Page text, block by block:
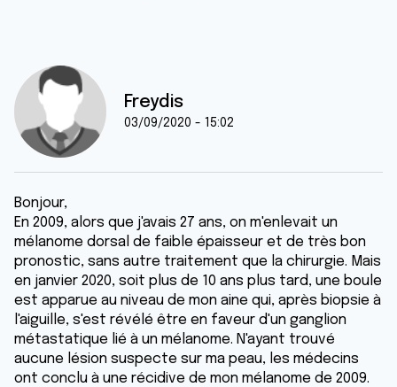
Freydis
03/09/2020 - 15:02
Bonjour,
En 2009, alors que j'avais 27 ans, on m'enlevait un
mélanome dorsal de faible épaisseur et de très bon
pronostic, sans autre traitement que la chirurgie. Mais
en janvier 2020, soit plus de 10 ans plus tard, une boule
est apparue au niveau de mon aine qui, après biopsie à
l'aiguille, s'est révélé être en faveur d'un ganglion
métastatique lié à un mélanome. N'ayant trouvé
aucune lésion suspecte sur ma peau, les médecins
ont conclu à une récidive de mon mélanome de 2009.